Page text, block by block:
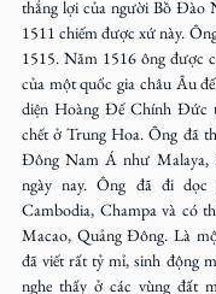
thắng lợi của người Bồ Đào
1511 chiếm được xứ này.
1515. Năm 1516 ông được
của một quốc gia châu Âu
diện Hoàng Đế Chính Đức
chết ở Trung Hoa. Ông đã
Đông Nam Á như Malaya,
ngày nay. Ông đã đi
Cambodia, Champa và có
Macao, Quảng Đông. Là
đã viết rất tỷ mỉ, sinh động
nghe thấy ở các vùng đất